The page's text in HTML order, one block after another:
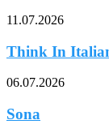
11.07.2026
Think In
06.07.2026
Sona